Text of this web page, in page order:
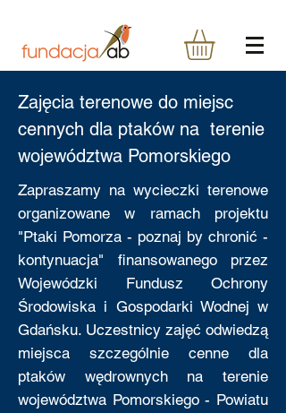
Zajęcia terenowe do miejsc
cennych dla ptaków na terenie
województwa Pomorskiego
Zapraszamy na wycieczki terenowe
organizowane w ramach projektu
"Ptaki Pomorza - poznaj by chronić -
kontynuacja" finansowanego przez
Wojewódzki Fundusz Ochrony
Środowiska i Gospodarki Wodnej w
Gdańsku. Uczestnicy zajęć odwiedzą
miejsca szczególnie cenne dla
ptaków wędrownych na terenie
województwa Pomorskiego - Powiatu